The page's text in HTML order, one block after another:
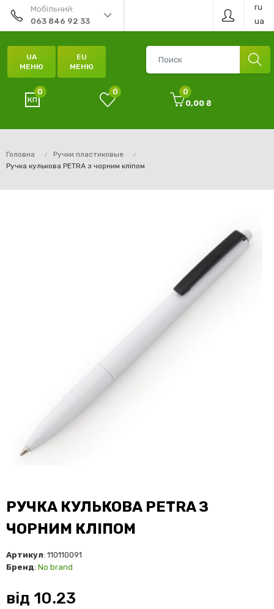
Мобільний:
063 846 92 33
ru
ua
UA
МЕНЮ
EU
МЕНЮ
0 0
0
0,00 ₴
Головна
Ручки пластиковые
Ручка кулькова PETRA з чорним кліпом
РУЧКА КУЛЬКОВА PETRA З
ЧОРНИМ КЛІПОМ
Артикул: 110110091
Бренд: No brand
від 10.23